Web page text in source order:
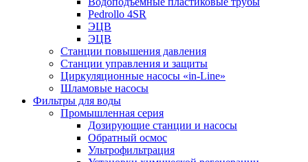
Pedrollo 4SR
ЭЦВ
ЭЦВ
Станции повышения давления
Станции управления и защиты
Циркуляционные насосы «in-Line»
Шламовые насосы
Фильтры для воды
Промышленная серия
Дозирующие станции и насосы
Обратный осмос
Ультрофильтрация